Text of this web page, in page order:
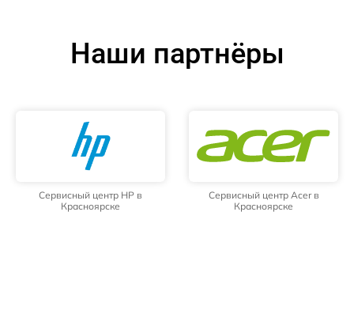
Наши партнёры
Сервисный центр HP в
Красноярске
Сервисный центр Acer в
Красноярске